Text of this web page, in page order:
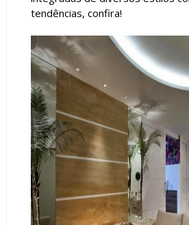
tendências, confira!